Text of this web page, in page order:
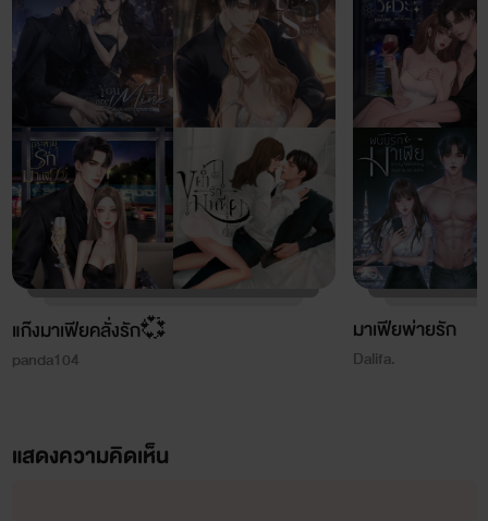
แก๊งมาเฟียคลั่งรัก💞
panda104
มาเฟียพ่ายรัก
Dalifa.
แสดงความคิดเห็น